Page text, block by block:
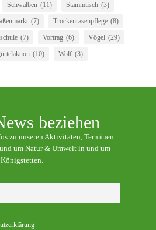
Schwalben (11) Stammtisch (3)
(7) Trockenrasenpflege (8)
(7) Vortrag (6) Vögel (29)
(10) Wolf (3)
beziehen
zu unseren Aktivitäten, Terminen
um Natur & Umwelt in und um
Königstetten.